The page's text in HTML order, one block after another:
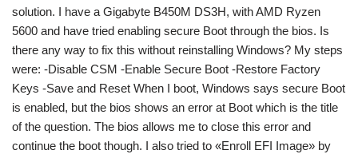
solution. I have a Gigabyte B450M DS3H, with AMD Ryzen
5600 and have tried enabling secure Boot through the bios. Is
there any way to fix this without reinstalling Windows? My steps
were: -Disable CSM -Enable Secure Boot -Restore Factory
Keys -Save and Reset When I boot, Windows says secure Boot
is enabled, but the bios shows an error at Boot which is the title
of the question. The bios allows me to close this error and
continue the boot though. I also tried to «Enroll EFI Image» by